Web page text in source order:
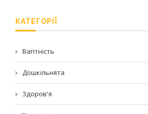
КАТЕГОРІЇ
Вагітність
Дошкільнята
Здоров'я